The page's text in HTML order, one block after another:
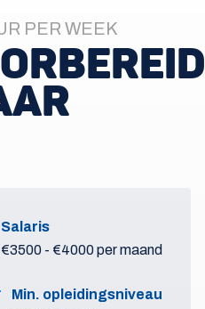
PER WEEK
Salaris
€3500 - €4000 per maand
Min. opleidingsniveau